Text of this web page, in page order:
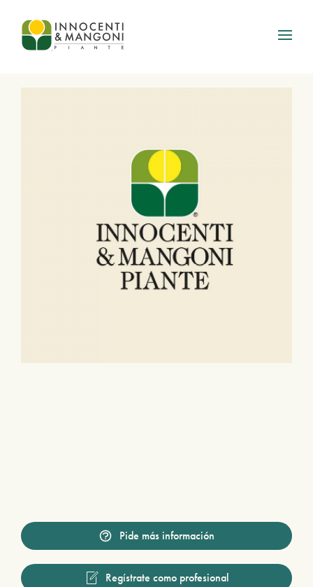
Skip to main content
Pide más información
Regístrate como profesional